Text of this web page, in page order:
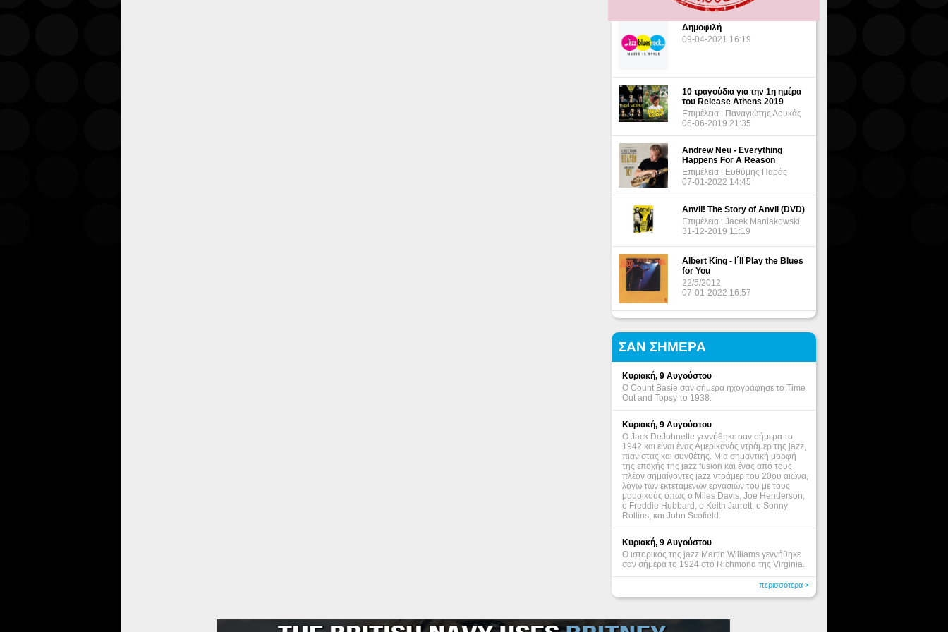
Δημοφιλή
09-04-2021 16:19
10 τραγούδια για την 1η ημέρα
του Release Athens 2019
Επιμέλεια : Παναγιώτης Λουκάς
06-06-2019 21:35
Andrew Neu - Everything
Happens For A Reason
Επιμέλεια : Ευθύμης Παράς
07-01-2022 14:45
Anvil! The Story of Anvil (DVD)
Επιμέλεια : Jacek Maniakowski
31-12-2019 11:19
Albert King - I΄ll Play the Blues
for You
22/5/2012
07-01-2022 16:57
ΣΑΝ ΣΗΜΕΡΑ
Κυριακή, 9 Αυγούστου
Ο Count Basie σαν σήμερα ηχογράφησε το Time
Out and Topsy το 1938.
Κυριακή, 9 Αυγούστου
Ο Jack DeJohnette γεννήθηκε σαν σήμερα το
1942 και είναι ένας Αμερικανός ντράμερ της jazz,
πιανίστας και συνθέτης. Μια σημαντική μορφή
της εποχής της jazz fusion και ένας από τους
πλέον σημαίνοντες jazz ντράμερ του 20ου αιώνα,
λόγω των εκτεταμένων εργασιών του με τους
μουσικούς όπως ο Miles Davis, Joe Henderson,
ο Freddie Hubbard, ο Keith Jarrett, o Sonny
Rollins, και John Scofield.
Κυριακή, 9 Αυγούστου
Ο ιστορικός της jazz Martin Williams γεννήθηκε
σαν σήμερα το 1924 στο Richmond της Virginia.
περισσότερα >